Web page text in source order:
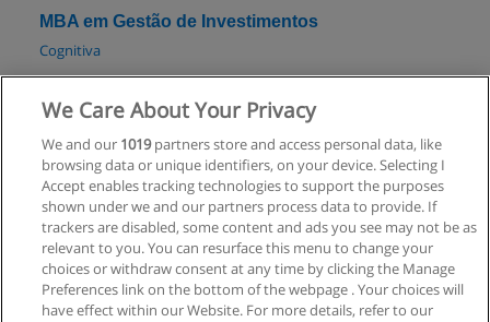
MBA em Gestão de Investimentos
Cognitiva
Solicitar informações
MBA em Gestão de Negócios Imobiliários
UNICESP
Solicitar informações
We Care About Your Privacy
We and our 1019partners store and access personal data, like
browsing data or unique identifiers, on your device. Selecting I
Accept enables tracking technologies to support the purposes
shown under we and our partners process data to provide. If
trackers are disabled, some content and ads you see may not be as
relevant to you. You can resurface this menu to change your
choices or withdraw consent at any time by clicking the Manage
Preferences link on the bottom of the webpage . Your choices will
have effect within our Website. For more details, refer to our